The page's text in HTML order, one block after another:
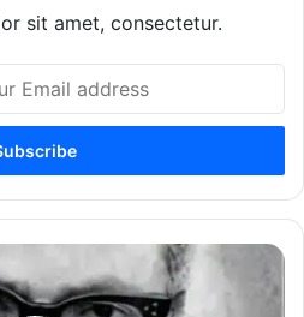
sit amet, consectetur.